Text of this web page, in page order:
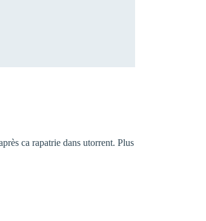
ca rapatrie dans utorrent. Plus